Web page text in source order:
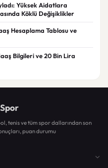
Yüksek Aidatlara
Köklü Değişiklikler
Hesaplama Tablosu ve
Bilgileri ve 20 Bin Lira
tenis ve tüm spor dallarından son
puan durumu